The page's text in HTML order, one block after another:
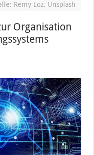
Remy Loz, Unsplash
Organisation